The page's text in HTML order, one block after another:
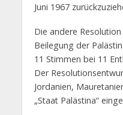
Juni 1967
Die andere
Beilegung der
11 Stimmen bei 11
Der
Jordanien,
„Staat Palästina“